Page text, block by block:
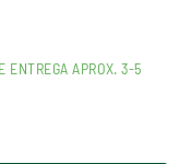
ENTREGA APROX. 3-5